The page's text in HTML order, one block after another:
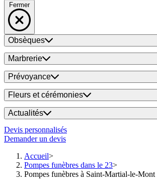
Fermer
Obsèques
Marbrerie
Prévoyance
Fleurs et cérémonies
Actualités
Devis personnalisés
Demander un devis
Accueil
Pompes funèbres dans le 23
Pompes funèbres à Saint-Martial-le-Mont